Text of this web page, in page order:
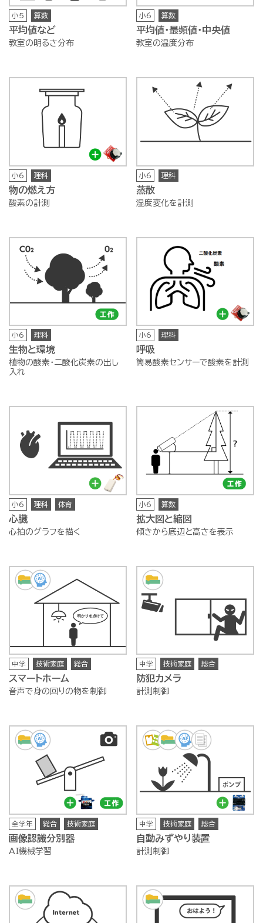
小5 算数
平均値など
教室の明るさ分布
小6 算数
平均値・最頻値・中央値
教室の温度分布
小6 理科
物の燃え方
酸素の計測
小6 理科
蒸散
湿度変化を計測
小6 理科
生物と環境
植物の酸素・二酸化炭素の出し
入れ
小6 理科
呼吸
簡易酸素センサーで酸素を計測
小6 理科 体育
心臓
心拍のグラフを描く
小6 算数
拡大図と縮図
傾きから底辺と高さを表示
中学 技術家庭 総合
スマートホーム
音声で身の回りの物を制御
中学 技術家庭 総合
防犯カメラ
計測制御
全学年 総合 技術家庭
画像認識分別器
AI機械学習
中学 技術家庭 総合
自動みずやり装置
計測制御